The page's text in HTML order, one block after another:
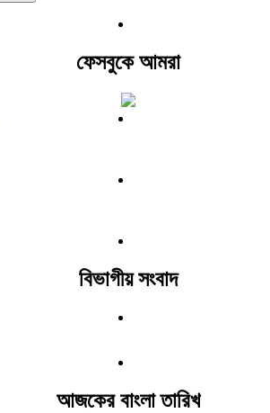
ফেসবুকে আমরা
বিভাগীয় সংবাদ
আজকের বাংলা তারিখ